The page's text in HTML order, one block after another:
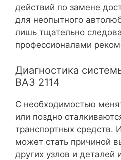
действий по замене
для неопытного
лишь тщательно
профессионалами
Диагностика
ВАЗ 2114
С необходимостью
или поздно
транспортных средств.
может стать причиной
других узлов и деталей